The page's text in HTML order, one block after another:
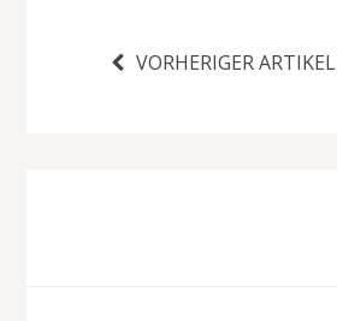
VORHERIGER ARTIKEL